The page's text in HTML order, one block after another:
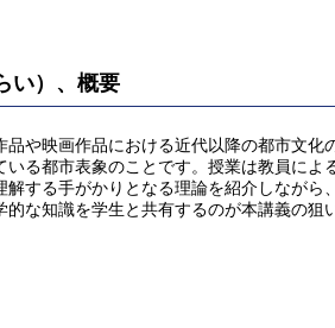
い）、概要
品や映画作品における近代以降の都市⽂
いる都市表象のことです。授業は教員に
解する手がかりとなる理論を紹介しなが
的な知識を学⽣と共有するのが本講義の